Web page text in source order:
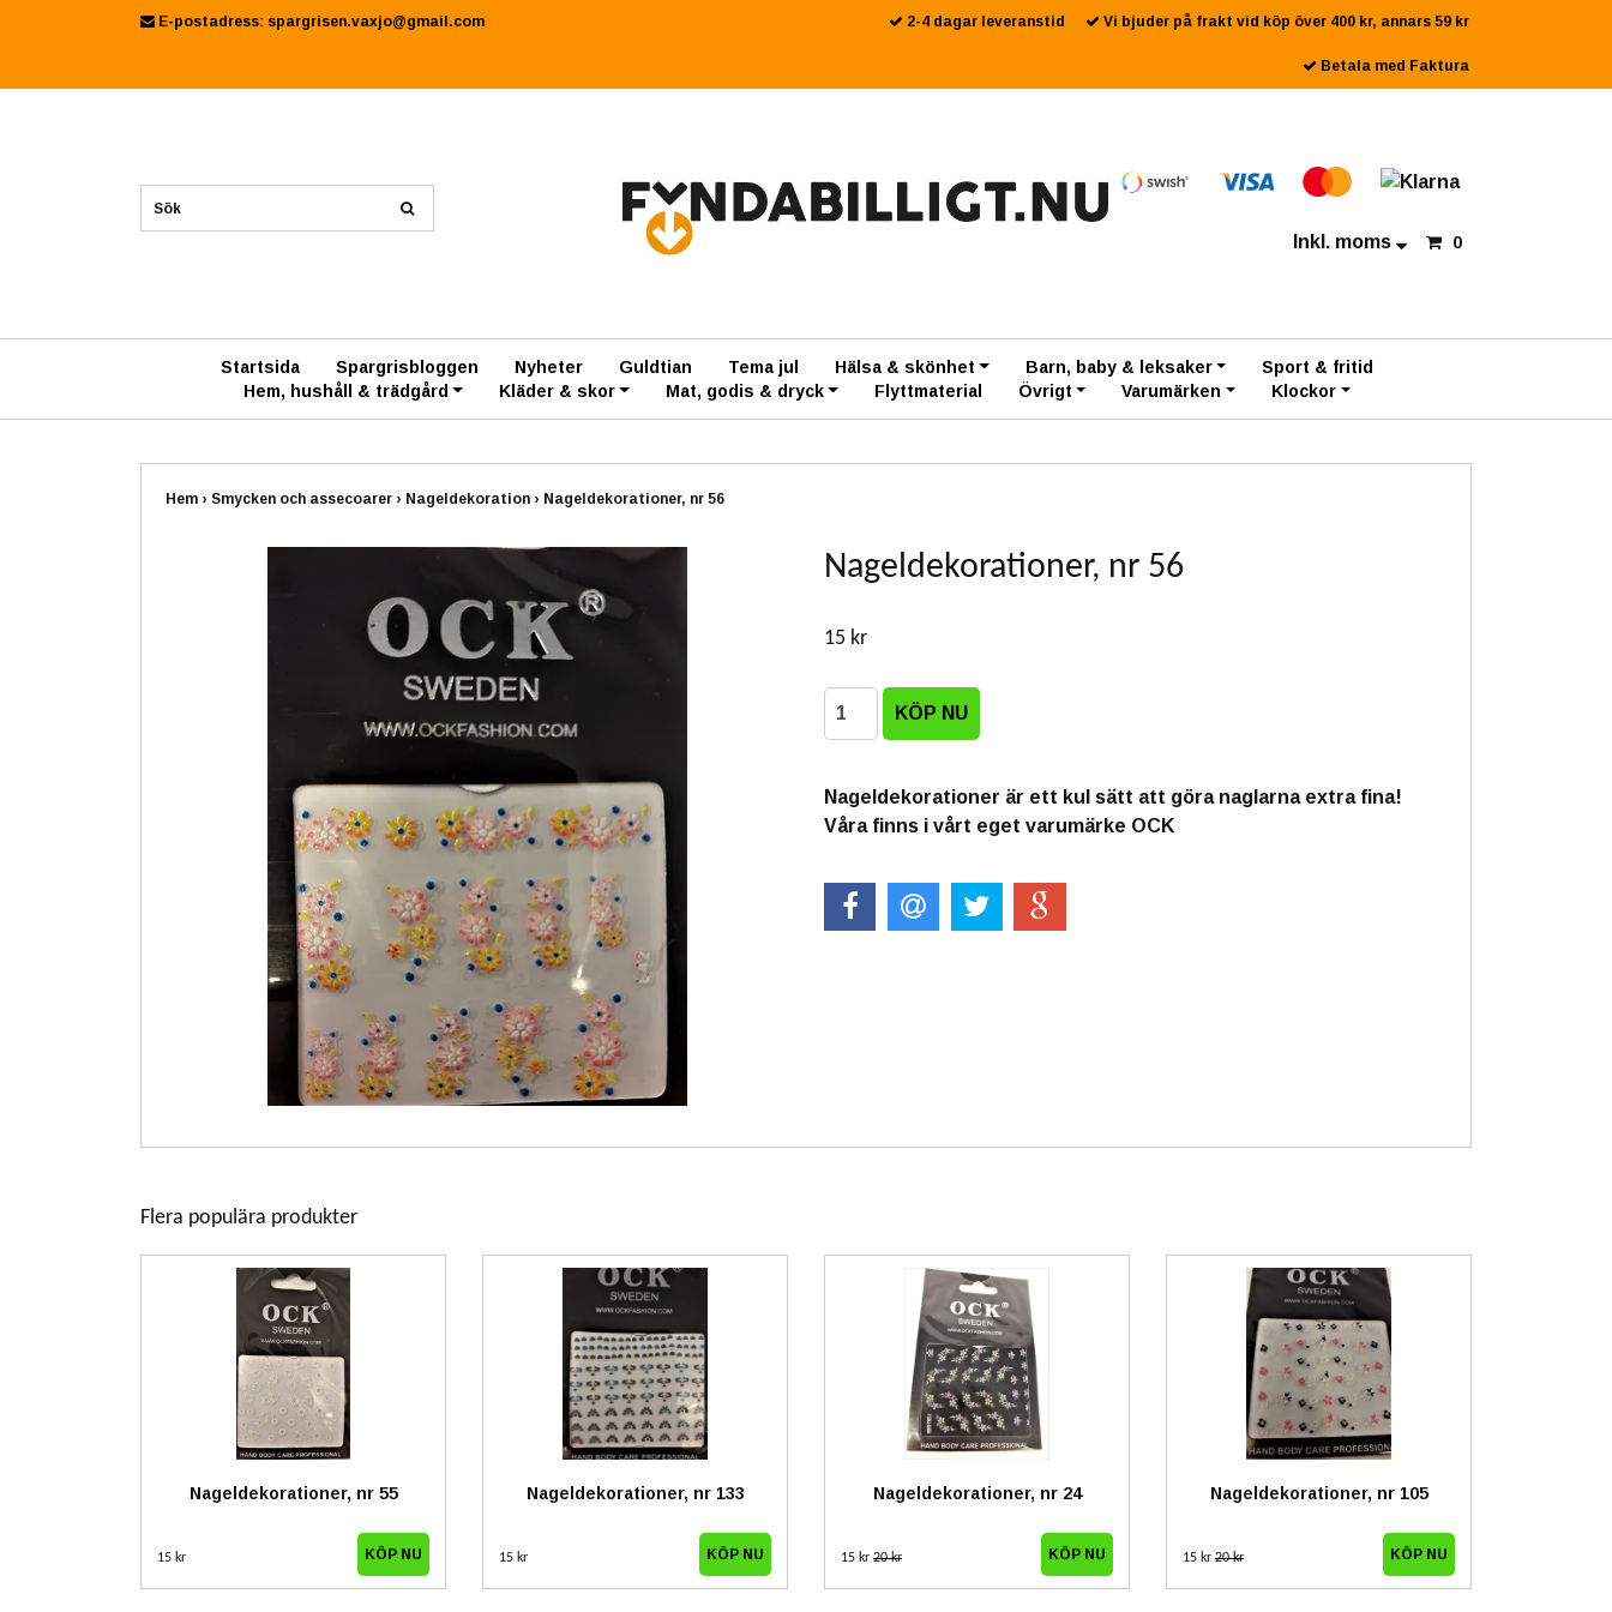
E-postadress: spargrisen.vaxjo@gmail.com 2-4 dagar leveranstid Vi bjuder på frakt vid köp över 400 kr, annars 59 kr
Betala med Faktura
Inkl. moms 0
Startsida Spargrisbloggen Nyheter Guldtian Tema jul Hälsa & skönhet Barn, baby & leksaker
Sport & fritid
Hem, hushåll & trädgård
Kläder & skor Mat, godis & dryck Flyttmaterial Övrigt Varumärken Klockor
Hem › Smycken och assecoarer › Nageldekoration › Nageldekorationer, nr 56
Nageldekorationer, nr 56
15 kr
Nageldekorationer är ett kul sätt att göra naglarna extra fina!
Våra finns i vårt eget varumärke OCK
Flera populära produkter
Nageldekorationer, nr 55
15 kr
Nageldekorationer, nr 133
15 kr
Nageldekorationer, nr 24
15 kr 20 kr
Nageldekorationer, nr 105
15 kr 20 kr